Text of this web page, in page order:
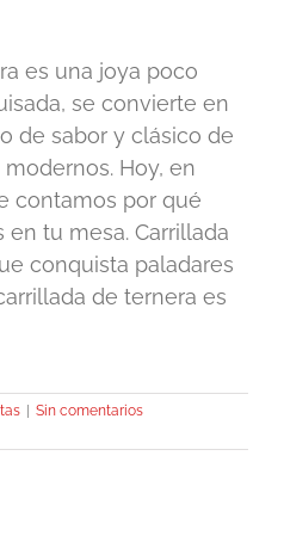
es una joya poco
se convierte en
de sabor y clásico de
Hoy, en
contamos por qué
tu mesa. Carrillada
conquista paladares
de ternera es
Sin comentarios